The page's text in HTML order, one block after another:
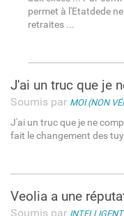
permet à l'Etatdede
retraites ...
J'ai un truc que je
Soumis par MOI (NON
J'ai un truc que je ne
fait le changement des
Veolia a une
Soumis par